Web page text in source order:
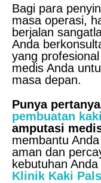
Bagi para
masa operasi,
berjalan
Anda
yang
medis Anda
masa depan.
Punya
pembuatan
amputasi
membantu
aman dan
kebutuhan
Klinik Kaki